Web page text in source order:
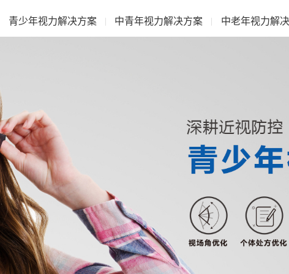
青少年视力解决方案 中青年视力解决方案 中老年视力解